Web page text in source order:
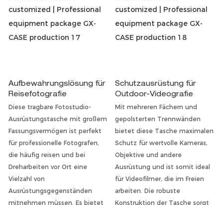
Aufbewahrungslösung für
Reisefotografie
Diese tragbare Fotostudio-
Ausrüstungstasche mit großem
Fassungsvermögen ist perfekt
für professionelle Fotografen,
die häufig reisen und bei
Dreharbeiten vor Ort eine
Vielzahl von
Ausrüstungsgegenständen
mitnehmen müssen. Es bietet
Schutzausrüstung für
Outdoor-Videografie
Mit mehreren Fächern und
gepolsterten Trennwänden
bietet diese Tasche maximalen
Schutz für wertvolle Kameras,
Objektive und andere
Ausrüstung und ist somit ideal
für Videofilmer, die im Freien
arbeiten. Die robuste
Konstruktion der Tasche sorgt